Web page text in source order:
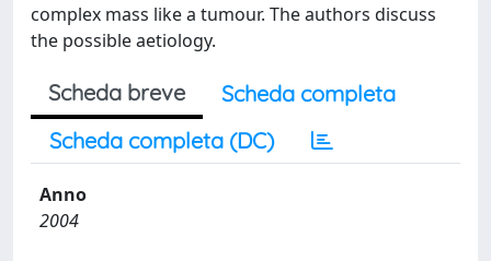
complex mass like a tumour. The authors discuss
the possible aetiology.
Scheda breve
Scheda completa
Scheda completa (DC)
Anno
2004